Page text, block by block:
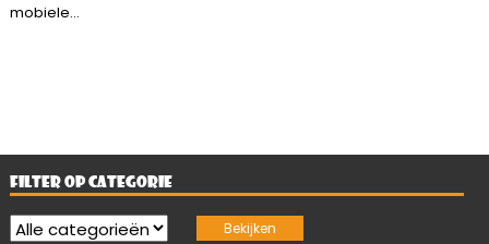
mobiele...
FILTER OP CATEGORIE